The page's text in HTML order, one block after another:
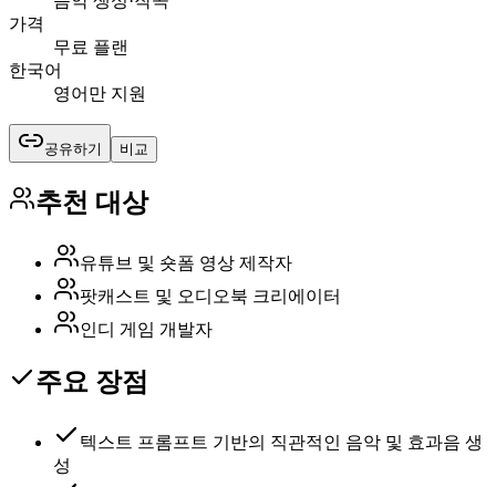
가격
무료 플랜
한국어
영어만 지원
공유하기 비교
추천 대상
유튜브 및 숏폼 영상 제작자
팟캐스트 및 오디오북 크리에이터
인디 게임 개발자
주요 장점
텍스트 프롬프트 기반의 직관적인 음악 및 효과음 생
성